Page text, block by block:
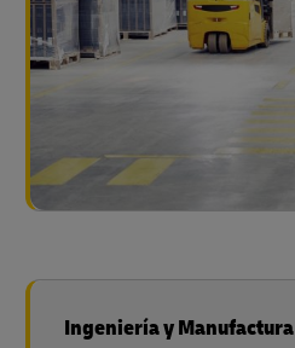
Ingeniería y Manufactura